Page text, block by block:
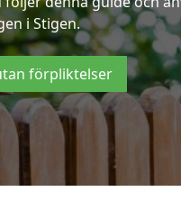
i Stigen.
förpliktelser